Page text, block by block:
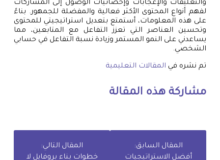
والتعليقات والإعجابات وإحصائيات الوصول إلى المشاركات
لفهم أنواع المحتوى الأكثر فعالية والمفضلة للجمهور. بناءً
على هذه المعلومات، أستمتع بتعديل استراتيجيتي للمحتوى
وتحسين العناصر التي تعزز التفاعل مع المتابعين، مما
يساعدني على النمو المستمر وزيادة نسبة التفاعل في حسابي
الشخصي.
تم نشره في المقالات التعليمية
مشاركة هذه المقالة
المقال السابق:
أفضل الاستراتيجيات
المقال التالي:
خطوات بناء بروفايل لا